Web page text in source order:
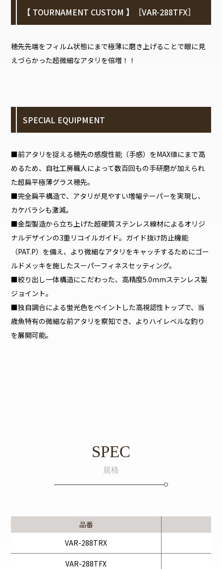
【 TOURNAMENT CUSTOM 】［VAR-288TFX］
穂先先端をフィルム状態にまで極薄に磨き上げることで眼に見
えづらかった超微細なアタリを倍増！！
SPECIAL EQUIPMENT
■前アタリを捉える穂先の感度性能（手感）をMAX値にまで高
めるため、自社工房職人によって数百回もの手研磨が加えられ
た超扁平極薄グラス穂先。
■完全扁平構造で、アタリが見やすい増幅テーパーを実現し、
カケバラシも激減。
■金型製造から立ち上げた超硬質ステンレス線材によるオリジ
ナルデザインの3重リコイルガイド。ガイド抜け防止機能
（PAT.P）を備え、より微細なアタリをキャッチするためにゴー
ルドメッキを施したスーパーフィネスセッティング。
■絞り出し一体構造にこだわった、高精度5.0mmステンレス製
ジョイント。
■独自調合による蛍光色をペイントした高視認性トップで、当
歳魚特有の微細な前アタリを察知でき、よりハイレベルな釣り
を展開可能。
SPEC
規格
品番
VAR-288TRX
VAR-288TFX